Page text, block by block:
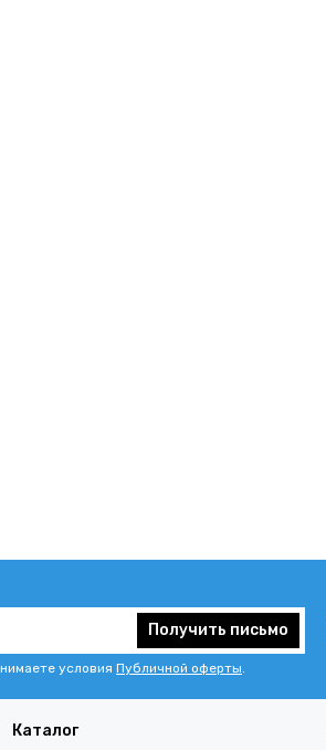
Получить письмо
условия Публичной оферты.
Каталог